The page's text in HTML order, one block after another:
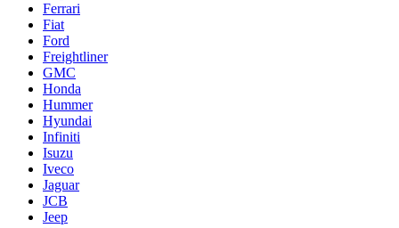
Ferrari
Fiat
Ford
Freightliner
GMC
Honda
Hummer
Hyundai
Infiniti
Isuzu
Iveco
Jaguar
JCB
Jeep